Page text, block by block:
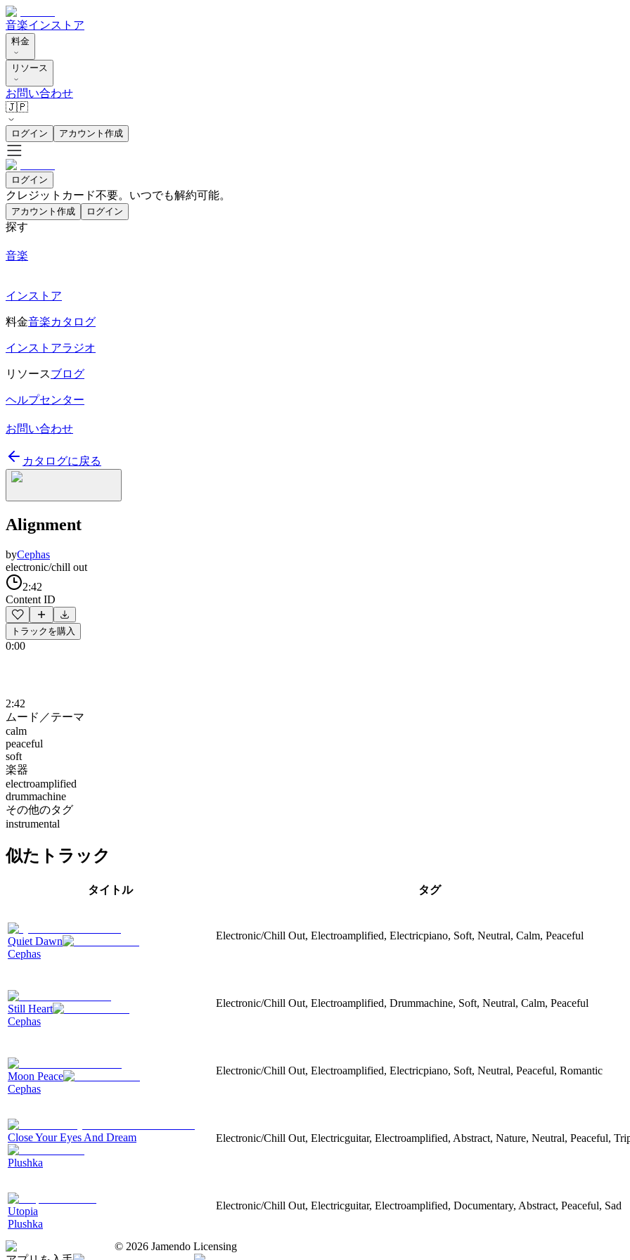
音楽インストア
料金
リソース
お問い合わせ
🇯🇵
ログイン アカウント作成
ログイン
クレジットカード不要。いつでも解約可能。
アカウント作成 ログイン
探す
音楽
インストア
料金音楽カタログ
インストアラジオ
リソースブログ
ヘルプセンター
お問い合わせ
カタログに戻る
Alignment
byCephas
electronic/chill out
2:42
Content ID
トラックを購入
0:00
2:42
ムード／テーマ
calm
peaceful
soft
楽器
electroamplified
drummachine
その他のタグ
instrumental
似たトラック
タイトル タグ
Quiet Dawn
Cephas
Electronic/Chill Out, Electroamplified, Electricpiano, Soft, Neutral, Calm, Peaceful
Still Heart
Cephas
Electronic/Chill Out, Electroamplified, Drummachine, Soft, Neutral, Calm, Peaceful
Moon Peace
Cephas
Electronic/Chill Out, Electroamplified, Electricpiano, Soft, Neutral, Peaceful, Romantic
Close Your Eyes And Dream
Plushka
Electronic/Chill Out, Electricguitar, Electroamplified, Abstract, Nature, Neutral, Peaceful,
Utopia
Plushka
Electronic/Chill Out, Electricguitar, Electroamplified, Documentary, Abstract, Peaceful, Sad
© 2026 Jamendo Licensing